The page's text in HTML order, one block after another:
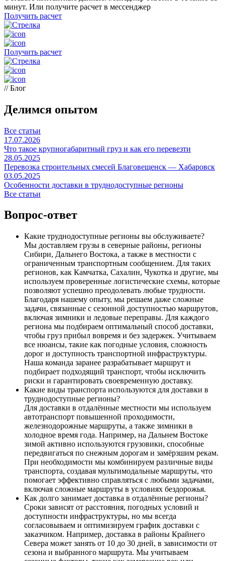
минут. Или получите расчет в мессенджер
Получить расчет
Получить расчет
// Блог
Делимся опытом
Все статьи
17.07.2026
Что такое крупногабаритный груз и как его перевезти
28.05.2025
Перевозка строительных смесей Благовещенск — Хабаровск
03.05.2025
Особенности доставки в труднодоступные регионы
Все статьи
Вопрос-ответ
Какие труднодоступные регионы вы обслуживаете?
Мы доставляем грузы в северные районы, регионы
Сибири, Дальнего Востока, а также в местности с
ограниченным транспортным сообщением. Для таких
регионов, как Камчатка, Сахалин, Чукотка и другие, мы
используем проверенные логистические схемы, которые
позволяют успешно преодолевать любые трудности.
Благодаря нашему опыту, мы решаем даже сложные
задачи, связанные с сезонной доступностью маршрутов,
включая зимники и ледовые переправы. Для каждого
региона мы подбираем оптимальный способ доставки,
чтобы груз прибыл вовремя и без задержек. Учитываем
все нюансы, такие как погодные условия, сложность
дорог и доступность транспортной инфраструктуры.
Наша команда заранее разрабатывает маршрут и
подбирает подходящий транспорт, чтобы исключить
риски и гарантировать своевременную доставку.
Какие виды транспорта используются для доставки в
труднодоступные регионы?
Для доставки в отдалённые местности мы используем
автотранспорт повышенной проходимости,
железнодорожные маршруты, а также зимники в
холодное время года. Например, на Дальнем Востоке
зимой активно используются грузовики, способные
передвигаться по снежным дорогам и замёрзшим рекам.
При необходимости мы комбинируем различные виды
транспорта, создавая мультимодальные маршруты, что
помогает эффективно справляться с любыми задачами,
включая сложные маршруты в условиях бездорожья.
Как долго занимает доставка в отдалённые регионы?
Сроки зависят от расстояния, погодных условий и
доступности инфраструктуры, но мы всегда
согласовываем и оптимизируем график доставки с
заказчиком. Например, доставка в районы Крайнего
Севера может занять от 10 до 30 дней, в зависимости от
сезона и выбранного маршрута. Мы учитываем